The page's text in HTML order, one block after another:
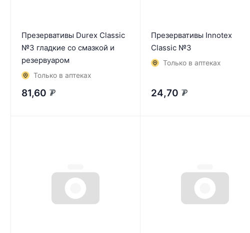
Презервативы Durex Classic
№3 гладкие со смазкой и
резервуаром
Только в аптеках
81,60 ₽
Презервативы Innotex
Classic №3
Только в аптеках
24,70 ₽